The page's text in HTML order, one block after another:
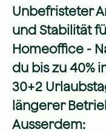
Unbefristeter
und Stabilität
Homeoffice -
du bis zu 40%
30+2
längerer
Ausserdem: